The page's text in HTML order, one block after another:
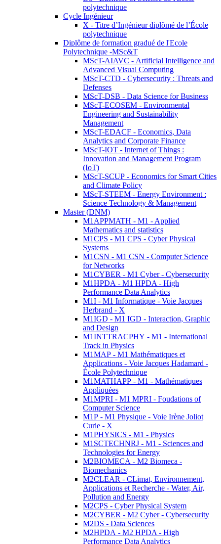
polytechnique
Cycle Ingénieur
X - Titre d’Ingénieur diplômé de l’École
polytechnique
Diplôme de formation gradué de l'Ecole
Polytechnique -MSc&T
MScT-AIAVC - Artificial Intelligence and
Advanced Visual Computing
MScT-CTD - Cybersecurity : Threats and
Defenses
MScT-DSB - Data Science for Business
MScT-ECOSEM - Environmental
Engineering and Sustainability
Management
MScT-EDACF - Economics, Data
Analytics and Corporate Finance
MScT-IOT - Internet of Things :
Innovation and Management Program
(IoT)
MScT-SCUP - Economics for Smart Cities
and Climate Policy
MScT-STEEM - Energy Environment :
Science Technology & Management
Master (DNM)
M1APPMATH - M1 - Applied
Mathematics and statistics
M1CPS - M1 CPS - Cyber Physical
Systems
M1CSN - M1 CSN - Computer Science
for Networks
M1CYBER - M1 Cyber - Cybersecurity
M1HPDA - M1 HPDA - High
Performance Data Analytics
M1I - M1 Informatique - Voie Jacques
Herbrand - X
M1IGD - M1 IGD - Interaction, Graphic
and Design
M1INTTRACPHY - M1 - International
Track in Physics
M1MAP - M1 Mathématiques et
Applications - Voie Jacques Hadamard -
École Polytechnique
M1MATHAPP - M1 - Mathématiques
Appliquées
M1MPRI - M1 MPRI - Foudations of
Computer Science
M1P - M1 Physique - Voie Irène Joliot
Curie - X
M1PHYSICS - M1 - Physics
M1SCTECHNRJ - M1 - Sciences and
Technologies for Energy
M2BIOMECA - M2 Biomeca -
Biomechanics
M2CLEAR - CLimat, Environnement,
Applications et Recherche - Water, Air,
Pollution and Energy
M2CPS - Cyber Physical System
M2CYBER - M2 Cyber - Cybersecurity
M2DS - Data Sciences
M2HPDA - M2 HPDA - High
Performance Data Analytics